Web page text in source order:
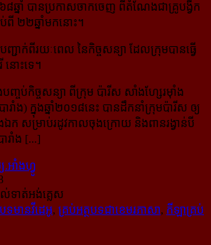
៨ឆ្នាំ បានប្រកាសចាកចេញ ពីតំណែង​ជាគ្រូបង្វឹក
ពី ២២ឆ្នាំមកនោះ។
ក់ពីរយៈពេល នៃកិច្ចសន្យា ដែលក្រុមបានធ្វើ
ោះទេ។
ចប់កិច្ចសន្យា ពីក្រុម ប៉ារីស សាំងហ្សែរម៉ាំង
រាំង) ក្នុងឆ្នាំ២០១៨នេះ បានដឹកនាំក្រុមប៉ារីស ឲ្យ
សម្រាប់រដូវកាលចុងក្រោយ និងពានរង្វាន់បី
រាំង [...]
.អាំងហ្វូ
ទាត់អង់គ្លេស
ទមានវីដេអូ, គ្រប់អត្ថបទជាខេមរភាសា, កីឡាគ្រប់